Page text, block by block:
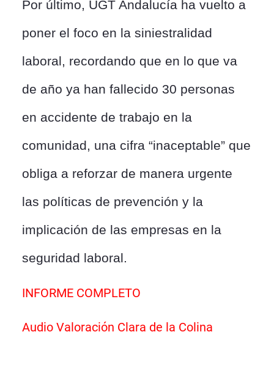
Por último, UGT Andalucía ha vuelto a
poner el foco en la siniestralidad
laboral, recordando que en lo que va
de año ya han fallecido 30 personas
en accidente de trabajo en la
comunidad, una cifra “inaceptable” que
obliga a reforzar de manera urgente
las políticas de prevención y la
implicación de las empresas en la
seguridad laboral.
INFORME COMPLETO
Audio Valoración Clara de la Colina